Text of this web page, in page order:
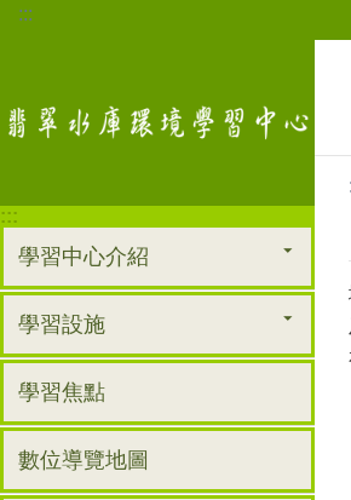
跳到主要內容區塊
:::
:::
學習中心介紹
學習設施
學習焦點
數位導覽地圖